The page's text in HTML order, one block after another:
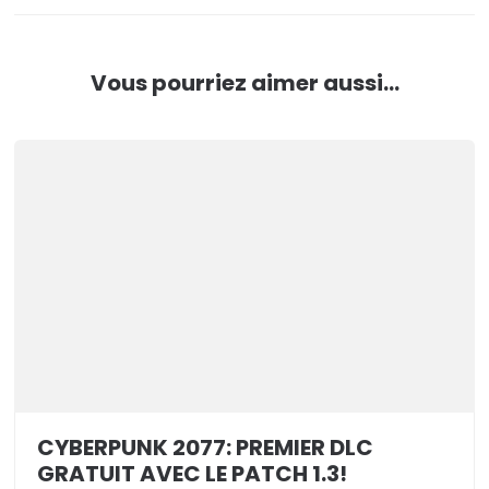
Vous pourriez aimer aussi...
CYBERPUNK 2077: PREMIER DLC
GRATUIT AVEC LE PATCH 1.3!